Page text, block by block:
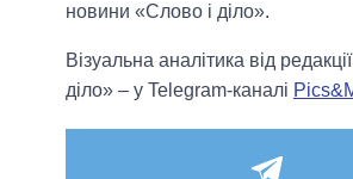
новини «Слово і діло».
Візуальна аналітика від
діло» – у Telegram-каналі